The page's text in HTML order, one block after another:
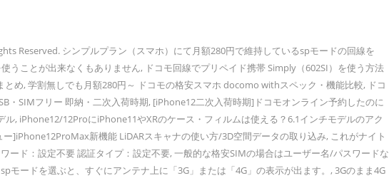
Reserved. シンプルプラン（スマホ）にて月額280円で維持しているspモードの回線を
ことが出来なくもありません, ドコモ回線でプリペイド携帯 Simply（602SI）を使う方法
め, 学割無しでも月額280円～ ドコモの格安スマホ docomo withスペック・機能比較, ドコ
SIMフリー 即納・二次入荷時期, [iPhone12二次入荷時期]ドコモオンライン予約したのに
, iPhone12/12ProにiPhone11やXRのケース・フィルムは使える？6.1インチモデルのアク
]iPhone12ProMax新機能 LiDARスキャナの使い方/3D空間データの取り込み, これがナイト
ード：設定不要 認証タイプ：設定不要, 一般的な格安SIMの場合はユーザー名/パスワードな
ードを選ぶと、すぐにアンテナ上に「3G」または「4G」の表示が出ます。, 3Gのまま4G